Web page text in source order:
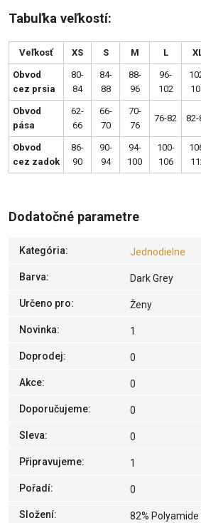
Tabuľka veľkostí:
Veľkosť XS S M L
Obvod
cez prsia
80-
84
84-
88
88-
96
96-
102
Obvod
pása
62-
66
66-
70
70-
76
76-82 82-
Obvod
cez zadok
86-
90
90-
94
94-
100
100-
106
Dodatočné parametre
Kategória: Jednodielne
Barva: Dark Grey
Určeno pro: Ženy
Novinka: 1
Doprodej: 0
Akce: 0
Doporučujeme: 0
Sleva: 0
Připravujeme: 1
Pořadí: 0
Složení: 82%